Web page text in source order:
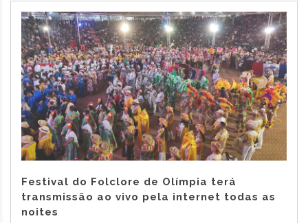
Festival do Folclore de Olímpia terá
transmissão ao vivo pela internet todas as
noites